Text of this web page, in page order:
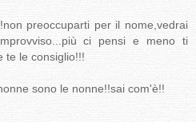
preoccuparti per il nome,vedrai
ci pensi e meno ti
te le consiglio!!!
sono le nonne!!sai com'è!!